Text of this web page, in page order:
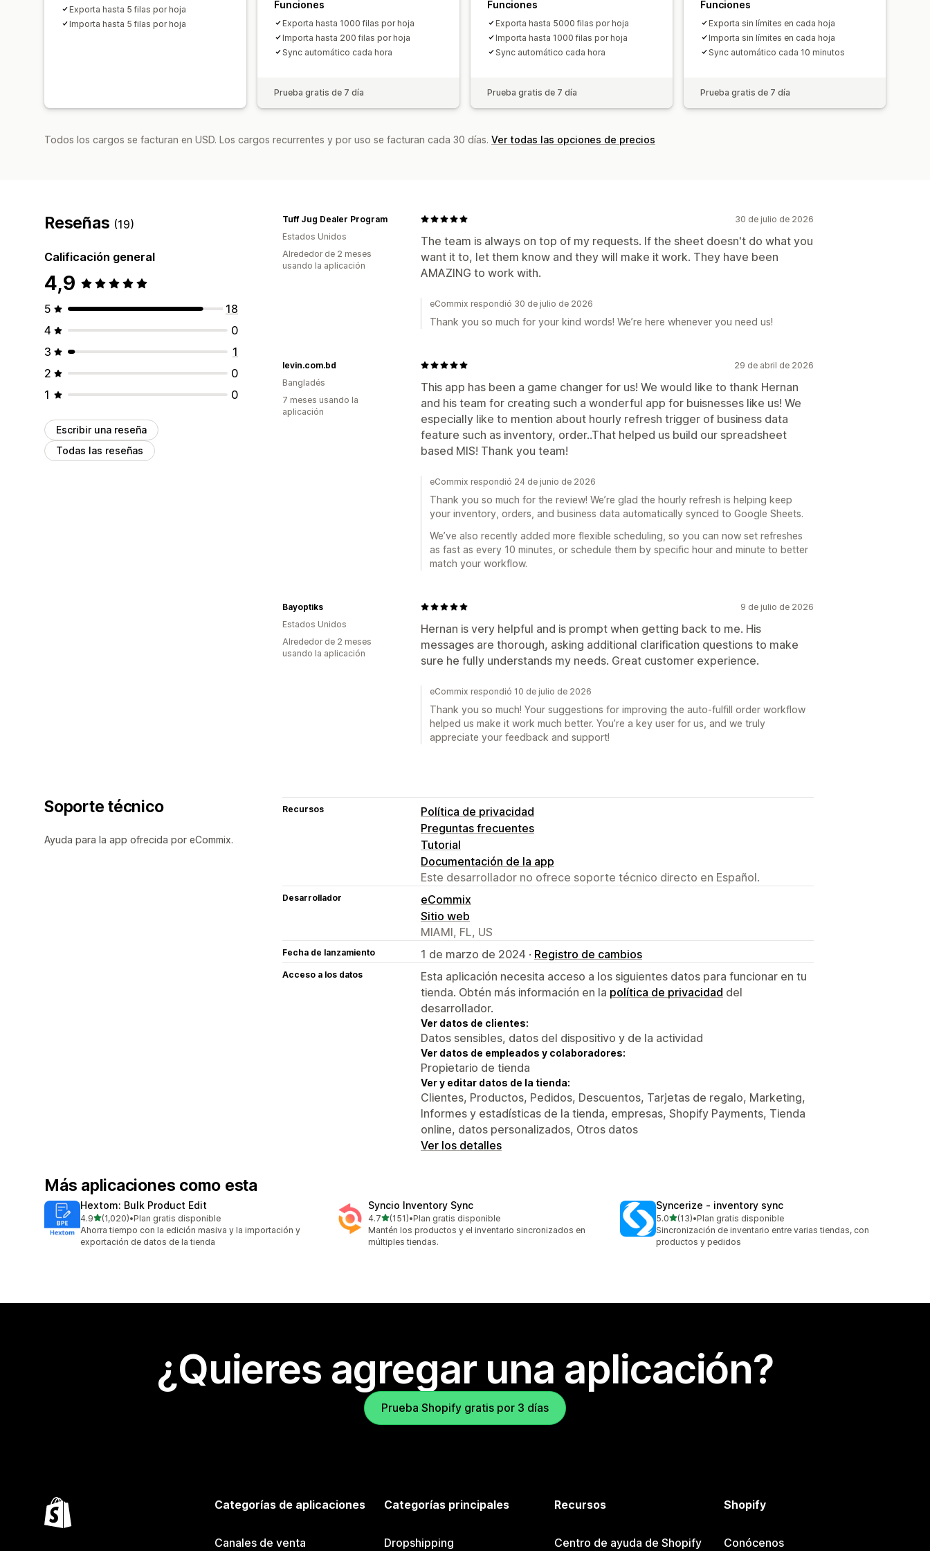
Exporta hasta 5 filas por hoja
Importa hasta 5 filas por hoja
Funciones
Exporta hasta 1000 filas por hoja
Importa hasta 200 filas por hoja
Sync automático cada hora
Prueba gratis de 7 día
Funciones
Exporta hasta 5000 filas por hoja
Importa hasta 1000 filas por hoja
Sync automático cada hora
Prueba gratis de 7 día
Funciones
Exporta sin límites en cada hoja
Importa sin límites en cada hoja
Sync automático cada 10 minutos
Prueba gratis de 7 día
Todos los cargos se facturan en USD. Los cargos recurrentes y por uso se facturan cada 30 días. Ver todas las opciones de precios
Reseñas (19)
Calificación general
4,9
5
18
4
0
3
1
2
0
1
0
Escribir una reseña
Todas las reseñas
30 de julio de 2026
The team is always on top of my requests. If the sheet doesn't do what you
want it to, let them know and they will make it work. They have been
AMAZING to work with.
Tuff Jug Dealer Program
Estados Unidos
Alrededor de 2 meses
usando la aplicación
eCommix respondió 30 de julio de 2026
Thank you so much for your kind words! We’re here whenever you need us!
29 de abril de 2026
This app has been a game changer for us! We would like to thank Hernan
and his team for creating such a wonderful app for buisnesses like us! We
especially like to mention about hourly refresh trigger of business data
feature such as inventory, order..That helped us build our spreadsheet
based MIS! Thank you team!
levin.com.bd
Bangladés
7 meses usando la
aplicación
eCommix respondió 24 de junio de 2026
Thank you so much for the review! We’re glad the hourly refresh is helping keep
your inventory, orders, and business data automatically synced to Google Sheets.
We’ve also recently added more flexible scheduling, so you can now set refreshes
as fast as every 10 minutes, or schedule them by specific hour and minute to better
match your workflow.
9 de julio de 2026
Hernan is very helpful and is prompt when getting back to me. His
messages are thorough, asking additional clarification questions to make
sure he fully understands my needs. Great customer experience.
Bayoptiks
Estados Unidos
Alrededor de 2 meses
usando la aplicación
eCommix respondió 10 de julio de 2026
Thank you so much! Your suggestions for improving the auto-fulfill order workflow
helped us make it work much better. You’re a key user for us, and we truly
appreciate your feedback and support!
Soporte técnico
Ayuda para la app ofrecida por eCommix.
Recursos
Política de privacidad
Preguntas frecuentes
Tutorial
Documentación de la app
Este desarrollador no ofrece soporte técnico directo en Español.
Desarrollador
eCommix
Sitio web
MIAMI, FL, US
Fecha de lanzamiento 1 de marzo de 2024 · Registro de cambios
Acceso a los datos
Esta aplicación necesita acceso a los siguientes datos para funcionar en tu
tienda. Obtén más información en la política de privacidad del
desarrollador.
Ver datos de clientes:
Datos sensibles, datos del dispositivo y de la actividad
Ver datos de empleados y colaboradores:
Propietario de tienda
Ver y editar datos de la tienda:
Clientes, Productos, Pedidos, Descuentos, Tarjetas de regalo, Marketing,
Informes y estadísticas de la tienda, empresas, Shopify Payments, Tienda
online, datos personalizados, Otros datos
Ver los detalles
Más aplicaciones como esta
Hextom: Bulk Product Edit
4.9de 5 estrellas
(1,020)
1020 reseñas en total
•Plan gratis disponible
Ahorra tiempo con la edición masiva y la importación y
exportación de datos de la tienda
Syncio Inventory Sync
4.7de 5 estrellas
(151)
151 reseñas en total
•Plan gratis disponible
Mantén los productos y el inventario sincronizados en
múltiples tiendas.
Syncerize ‑ inventory sync
5.0de 5 estrellas
(13)
13 reseñas en total
•Plan gratis disponible
Sincronización de inventario entre varias tiendas, con
productos y pedidos
¿Quieres agregar una aplicación?
Prueba Shopify gratis por 3 días
Categorías de aplicaciones
Canales de venta
Categorías principales
Dropshipping
Recursos
Centro de ayuda de Shopify
Shopify
Conócenos